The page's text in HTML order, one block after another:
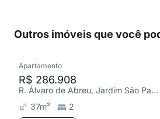
Outros imóveis que você
Apartamento
R$ 286.908
R. Álvaro de Abreu, Jardim São Paulo(Zona Norte)
37m²
2